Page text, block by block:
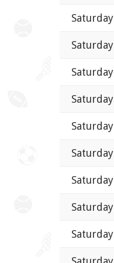
Saturday
Saturday
Saturday
Saturday
Saturday
Saturday
Saturday
Saturday
Saturday